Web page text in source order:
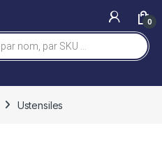
0
Ustensiles